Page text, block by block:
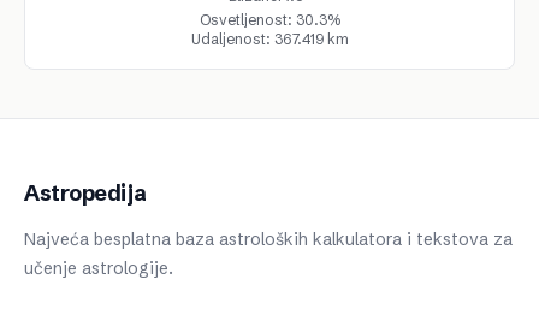
Osvetljenost: 30.3%
Udaljenost: 367.419 km
Astropedija
Najveća besplatna baza astroloških kalkulatora i tekstova za
učenje astrologije.